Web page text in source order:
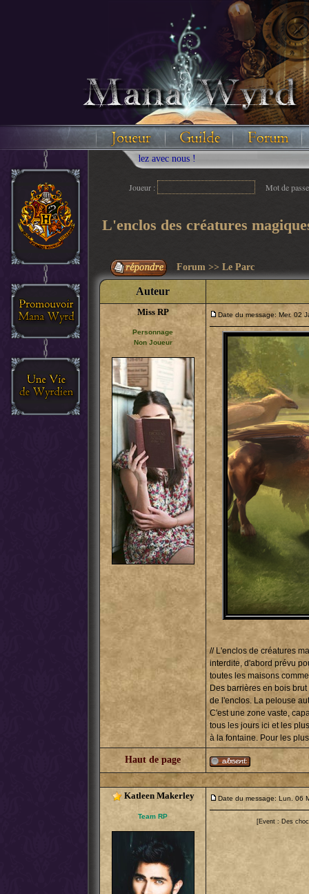
Joueur : Mot de
L'enclos des créatures
Forum >> Le Parc
Auteur
Miss RP
Personnage
Non Joueur
Date du message: Mer. 02
// L'enclos de créatures
interdite, d'abord prévu
toutes les maisons
Des barrières en bois
de l'enclos. La pelouse
C'est une zone vaste,
tous les jours ici et les
à la fontaine. Pour les
Haut de page
Katleen Makerley
Team RP
Date du message: Lun. 06
[Event : Des